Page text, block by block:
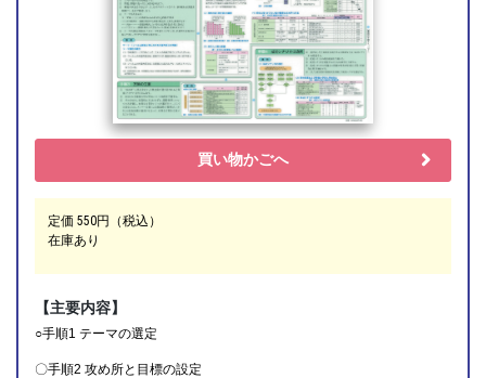
買い物かごへ
定価 550円（税込）
在庫あり
【主要内容】
○手順1 テーマの選定
〇手順2 攻め所と目標の設定